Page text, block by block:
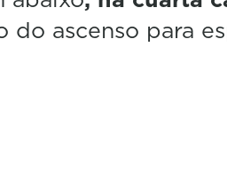
0
do ascenso para